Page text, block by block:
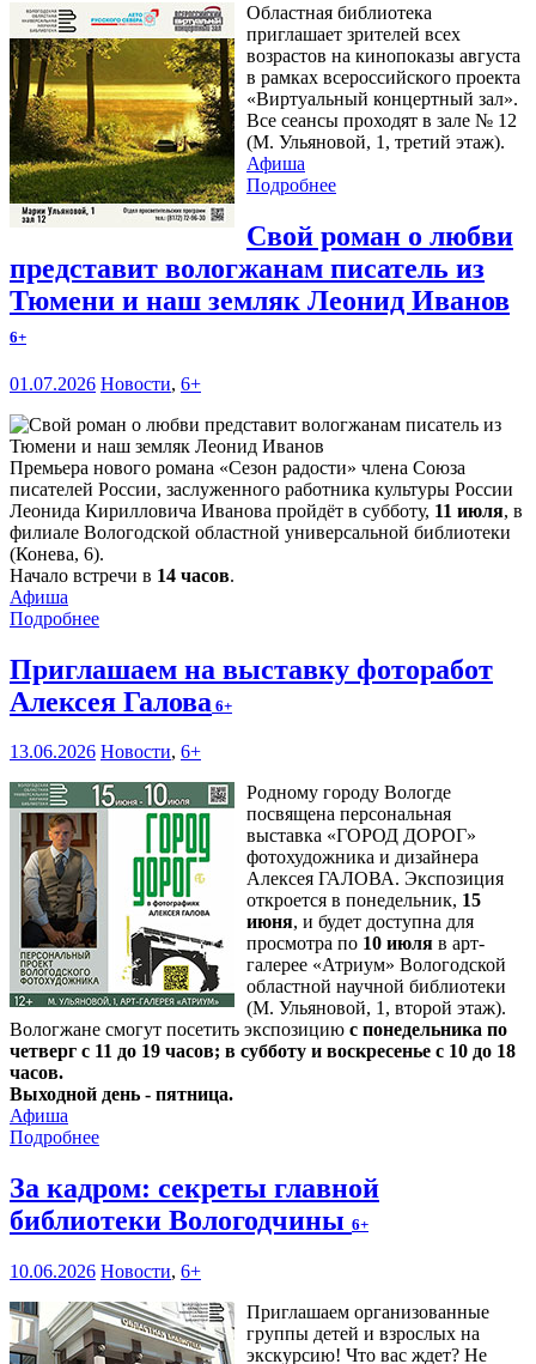
Областная библиотека
приглашает зрителей всех
возрастов на кинопоказы августа
в рамках всероссийского проекта
«Виртуальный концертный зал».
Все сеансы проходят в зале № 12
(М. Ульяновой, 1, третий этаж).
Афиша
Подробнее
Свой роман о любви
представит вологжанам писатель из
Тюмени и наш земляк Леонид Иванов
6+
01.07.2026 Новости, 6+
Премьера нового романа «Сезон радости» члена Союза
писателей России, заслуженного работника культуры России
Леонида Кирилловича Иванова пройдёт в субботу, 11 июля, в
филиале Вологодской областной универсальной библиотеки
(Конева, 6).
Начало встречи в 14 часов.
Афиша
Подробнее
Приглашаем на выставку фоторабот
Алексея Галова 6+
13.06.2026 Новости, 6+
Родному городу Вологде
посвящена персональная
выставка «ГОРОД ДОРОГ»
фотохудожника и дизайнера
Алексея ГАЛОВА. Экспозиция
откроется в понедельник, 15
июня, и будет доступна для
просмотра по 10 июля в арт-
галерее «Атриум» Вологодской
областной научной библиотеки
(М. Ульяновой, 1, второй этаж).
Вологжане смогут посетить экспозицию с понедельника по
четверг с 11 до 19 часов; в субботу и воскресенье с 10 до 18
часов.
Выходной день - пятница.
Афиша
Подробнее
За кадром: секреты главной
библиотеки Вологодчины 6+
10.06.2026 Новости, 6+
Приглашаем организованные
группы детей и взрослых на
экскурсию! Что вас ждет? Не